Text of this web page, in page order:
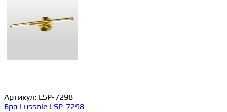
Артикул: LSP-7298
Бра Lussole LSP-7298